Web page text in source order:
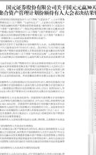
任何
容的
●山
股股
公司
本次
份
公司